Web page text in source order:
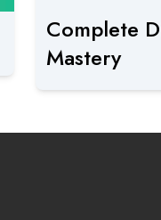
Complete
Mastery